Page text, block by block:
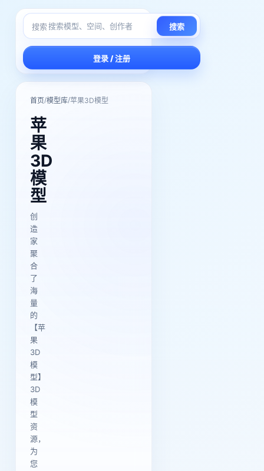
搜索 搜索
登录 / 注册
首页/模型库/苹果3D模型
苹
果
3D
模
型
创
造
家
聚
合
了
海
量
的
【苹
果
3D
模
型】
3D
模
型
资
源，
为
您